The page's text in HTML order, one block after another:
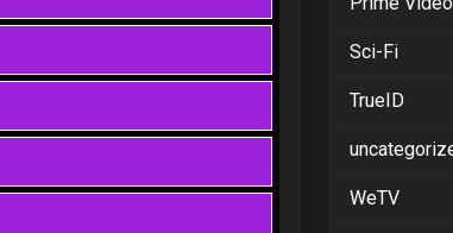
Sci-Fi
TrueID
WeTV